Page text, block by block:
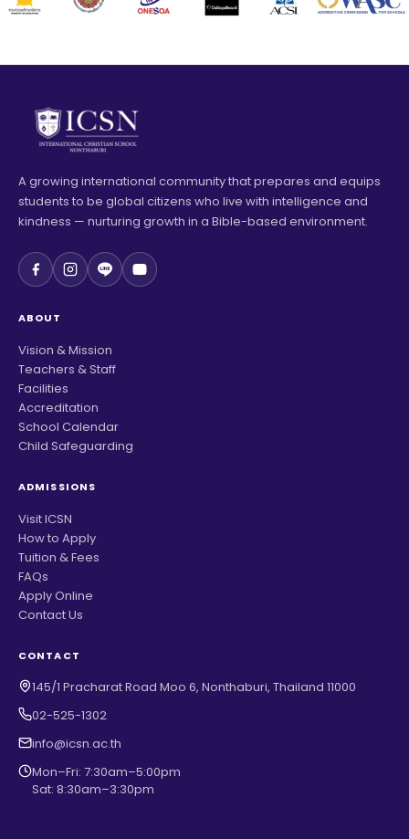
A growing international community that prepares and equips
students to be global citizens who live with intelligence and
kindness — nurturing growth in a Bible-based environment.
ABOUT
Vision & Mission
Teachers & Staff
Facilities
Accreditation
School Calendar
Child Safeguarding
ADMISSIONS
Visit ICSN
How to Apply
Tuition & Fees
FAQs
Apply Online
Contact Us
CONTACT
145/1 Pracharat Road Moo 6, Nonthaburi, Thailand 11000
02-525-1302
info@icsn.ac.th
Mon–Fri: 7:30am–5:00pm
Sat: 8:30am–3:30pm